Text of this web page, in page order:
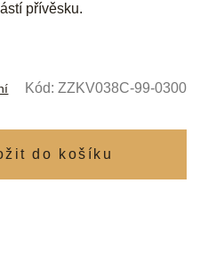
přívěsku.
Kód: ZZKV038C-99-0300